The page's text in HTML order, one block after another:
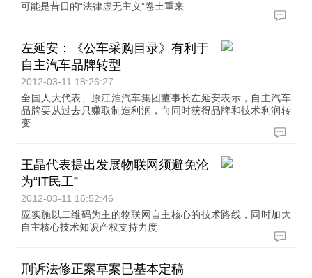
可能是昔日的“法律虚无主义”卷土重来
左延安：《公车采购目录》有利于
自主汽车品牌转型
2012-03-11 18:26:27
全国人大代表、原江淮汽车集团董事长左延安表示，自主汽车
品牌要从过去只赚取制造利润，向同时获得品牌和技术利润转
变
王晶代表提出发展物联网须避免沦
为“IT民工”
2012-03-11 16:52:46
应实施以二维码为主的物联网自主核心的技术路线，同时加大
自主核心技术知识产权支持力度
刑诉法修正案草案已基本定稿